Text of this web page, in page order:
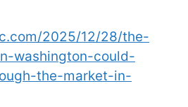
2025/12/28/the-
washington-could-
the-market-in-